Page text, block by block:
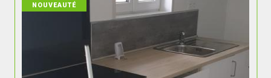
EXCLUSIF